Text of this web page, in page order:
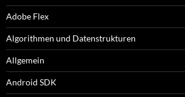
Adobe Flex
Algorithmen und Datenstrukturen
Allgemein
Android SDK